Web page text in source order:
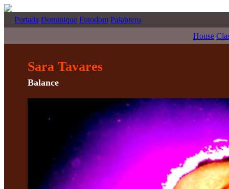
Portada Dominique Fotodom Palabrero
House
Sara Tavares
Balance